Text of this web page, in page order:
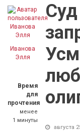
Иванова
Элля
Время
для
прочтения
менее
1 минуты
Суд
августа